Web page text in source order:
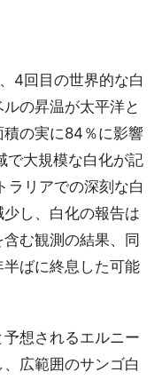
4回目の世界的な白
の昇温が太平洋と
の実に84％に影響
で大規模な白化が記
ラリアでの深刻な白
し、白化の報告は
む観測の結果、同
ばに終息した可能
想されるエルニー
広範囲のサンゴ白